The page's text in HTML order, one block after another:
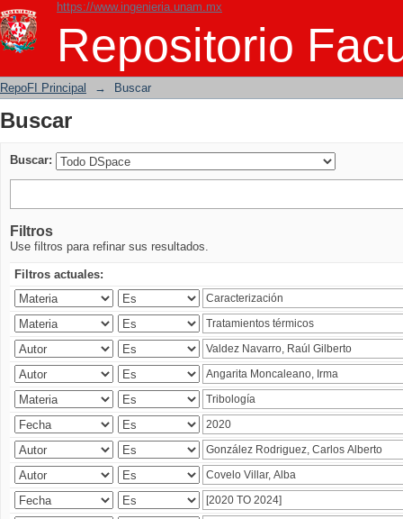
https://www.ingenieria.unam.mx
Repositorio
Buscar
RepoFI Principal → Buscar
Buscar
Buscar:
Filtros
Use filtros para refinar sus resultados.
Filtros actuales: